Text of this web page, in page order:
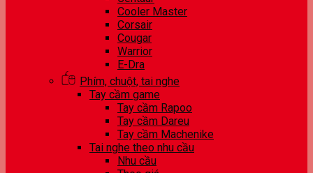
Cooler Master
Corsair
Cougar
Warrior
E-Dra
Phím, chuột, tai nghe
Tay cầm game
Tay cầm Rapoo
Tay cầm Dareu
Tay cầm Machenike
Tai nghe theo nhu cầu
Nhu cầu